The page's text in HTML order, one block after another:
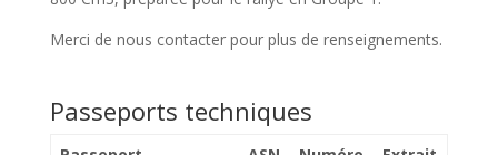
Merci de nous contacter pour plus de renseignements.
Passeports techniques